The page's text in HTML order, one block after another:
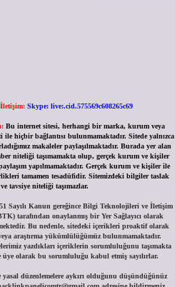
Skype: live:.cid.575569c608265c69
Bu internet sitesi, herhangi bir marka, kurum veya
ile hiçbir bağlantısı bulunmamaktadır. Sitede yalnızca
makaleler paylaşılmaktadır. Burada yer alan
niteliği taşımamakta olup, gerçek kurum ve kişiler
yapılmamaktadır. Gerçek kurum ve kişiler ile
tamamen tesadüfidir. Sitemizdeki bilgiler taslak
tavsiye niteliği taşımazlar.
Sayılı Kanun gereğince Bilgi Teknolojileri ve İletişim
tarafından onaylanmış bir Yer Sağlayıcı olarak
Bu nedenle, sitedeki içerikleri proaktif olarak
araştırma yükümlülüğümüz bulunmamaktadır.
yazdıkları içeriklerin sorumluluğunu taşımakta
üye olarak bu sorumluluğu kabul etmiş sayılırlar.
düzenlemelere aykırı olduğunu düşündüğünüz